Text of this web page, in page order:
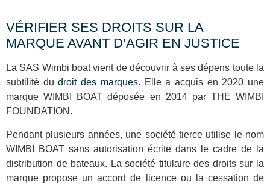
VÉRIFIER SES DROITS SUR LA
MARQUE AVANT D’AGIR EN JUSTICE
La SAS Wimbi boat vient de découvrir à ses dépens toute la
subtilité dudroit des marques. Elle a acquis en 2020 une
marque WIMBI BOAT déposée en 2014 par THE WIMBI
FOUNDATION.
Pendant plusieurs années, une société tierce utilise le nom
WIMBI BOAT sans autorisation écrite dans le cadre de la
distribution de bateaux. La société titulaire des droits sur la
marque propose un accord de licence ou la cessation de